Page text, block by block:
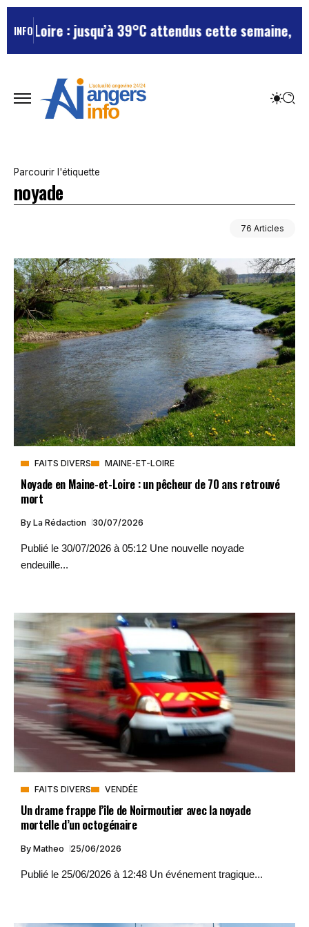
INFO 39°C attendus cette semaine, le
Parcourir l'étiquette
noyade
76 Articles
FAITS DIVERS MAINE-ET-LOIRE
Noyade en Maine-et-Loire : un pêcheur de 70 ans retrouvé
mort
By La Rédaction 30/07/2026
Publié le 30/07/2026 à 05:12 Une nouvelle noyade
endeuille...
FAITS DIVERS VENDÉE
Un drame frappe l’île de Noirmoutier avec la noyade
mortelle d’un octogénaire
By Matheo 25/06/2026
Publié le 25/06/2026 à 12:48 Un événement tragique...